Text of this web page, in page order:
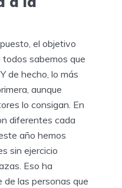
el objetivo
sabemos que
de hecho, lo más
aunque
lo consigan. En
diferentes cada
año hemos
sin ejercicio
Eso ha
las personas que